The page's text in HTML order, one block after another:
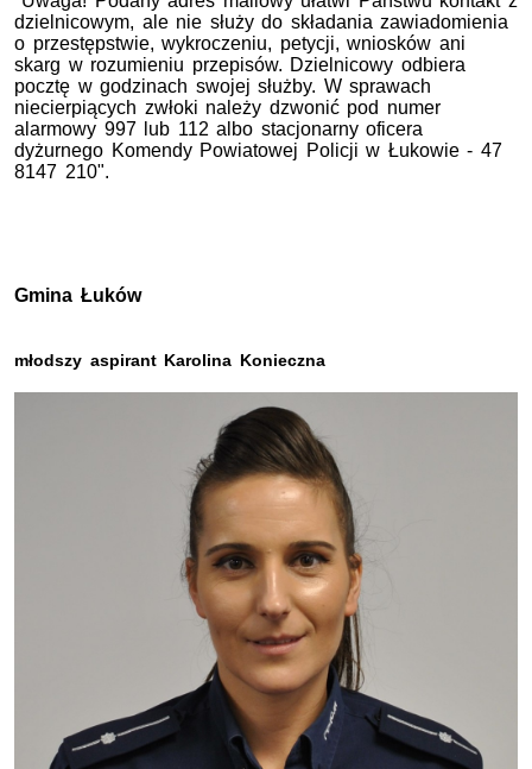
dzielnicowym, ale nie służy do składania zawiadomienia
o przestępstwie, wykroczeniu, petycji, wniosków ani
skarg w rozumieniu przepisów. Dzielnicowy odbiera
pocztę w godzinach swojej służby. W sprawach
niecierpiących zwłoki należy dzwonić pod numer
alarmowy 997 lub 112 albo stacjonarny oficera
dyżurnego Komendy Powiatowej Policji w Łukowie - 47
8147 210".
Gmina Łuków
młodszy aspirant Karolina Konieczna